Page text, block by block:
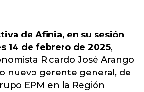
de Afinia, en su sesión
14 de febrero de 2025,
Ricardo José Arango
nuevo gerente general, de
EPM en la Región